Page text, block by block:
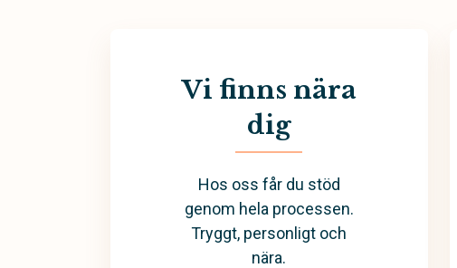
Vi finns nära
dig
Hos oss får du stöd
genom hela processen.
Tryggt, personligt och
nära.